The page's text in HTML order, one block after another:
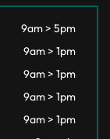
9am > 5pm
9am > 1pm
9am > 1pm
9am > 1pm
9am > 1pm